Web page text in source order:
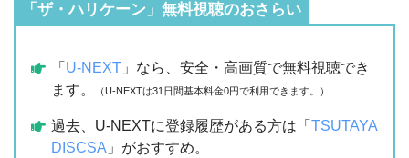
「ザ・ハリケーン」無料視聴のおさらい
「 U-NEXT 」なら、安全・高画質で無料視聴でき
ます。
（U-NEXTは31日間基本料金0円で利用できます。）
過去、U-NEXTに登録履歴がある方は「TSUTAYA
DISCSA 」がおすすめ。